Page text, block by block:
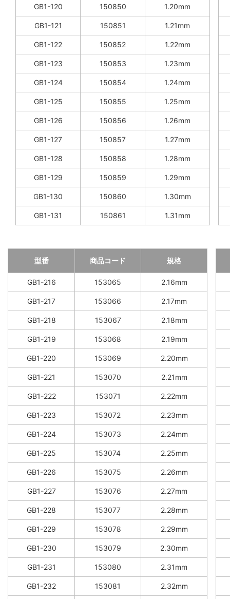
GB1-120 150850 1.20mm
GB1-121 150851 1.21mm
GB1-122 150852 1.22mm
GB1-123 150853 1.23mm
GB1-124 150854 1.24mm
GB1-125 150855 1.25mm
GB1-126 150856 1.26mm
GB1-127 150857 1.27mm
GB1-128 150858 1.28mm
GB1-129 150859 1.29mm
GB1-130 150860 1.30mm
GB1-131 150861 1.31mm
型番 商品コード 規格
GB1-216 153065 2.16mm
GB1-217 153066 2.17mm
GB1-218 153067 2.18mm
GB1-219 153068 2.19mm
GB1-220 153069 2.20mm
GB1-221 153070 2.21mm
GB1-222 153071 2.22mm
GB1-223 153072 2.23mm
GB1-224 153073 2.24mm
GB1-225 153074 2.25mm
GB1-226 153075 2.26mm
GB1-227 153076 2.27mm
GB1-228 153077 2.28mm
GB1-229 153078 2.29mm
GB1-230 153079 2.30mm
GB1-231 153080 2.31mm
GB1-232 153081 2.32mm